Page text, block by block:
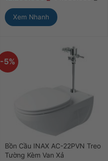
Xem Nhanh
-5%
Bồn Cầu INAX AC-22PVN Treo
Tường Kèm Van Xả